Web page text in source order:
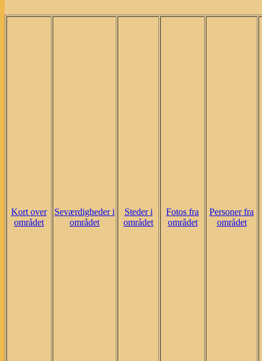
Kort over
området
Seværdigheder i
området
Steder i
området
Fotos fra
området
Personer fra
området